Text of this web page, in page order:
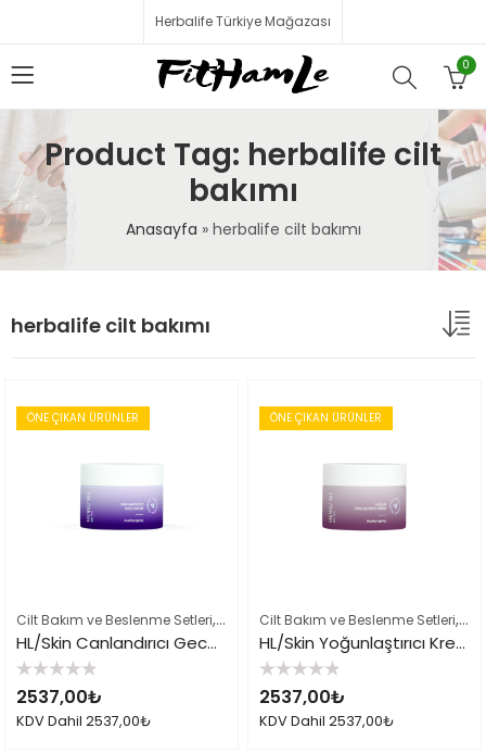
Herbalife Türkiye Mağazası
0
Product Tag: herbalife cilt
bakımı
Anasayfa » herbalife cilt bakımı
herbalife cilt bakımı
ÖNE ÇIKAN ÜRÜNLER
Cilt Bakım ve Beslenme Setleri, Çok Satılan Ürünler,Herbalife Cilt
HL/Skin Canlandırıcı Gece Kremi 50 ml
5
üzerinden
0
oy
2537,00₺
KDV Dahil 2537,00₺
ÖNE ÇIKAN ÜRÜNLER
Cilt Bakım ve Beslenme Setleri,
HL/Skin Yoğunlaştırıcı Krem 50 ml
5
üzerinden
0
oy
2537,00₺
KDV Dahil 2537,00₺